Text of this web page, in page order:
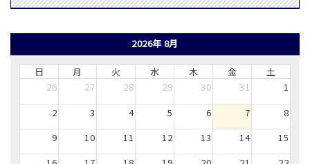
2026年 8月
日 月 火 水 木 金
土
26
27 28 29 30 31
1
2
3 4 5 6 7
8
9
10 11 12 13 14
15